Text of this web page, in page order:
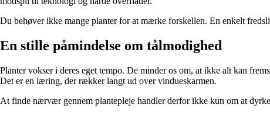
Du behøver ikke mange planter for at mærke forskellen. En enkelt
En stille påmindelse om tålmodighed
Planter vokser i deres eget tempo. De minder os om, at ikke alt kan
Det er en læring, der rækker langt ud over vindueskarmen.
At finde nærvær gennem plantepleje handler derfor ikke kun om at